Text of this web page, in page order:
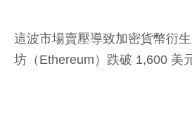
這波市場賣壓導致加密貨幣衍
坊（Ethereum）跌破 1,600 美